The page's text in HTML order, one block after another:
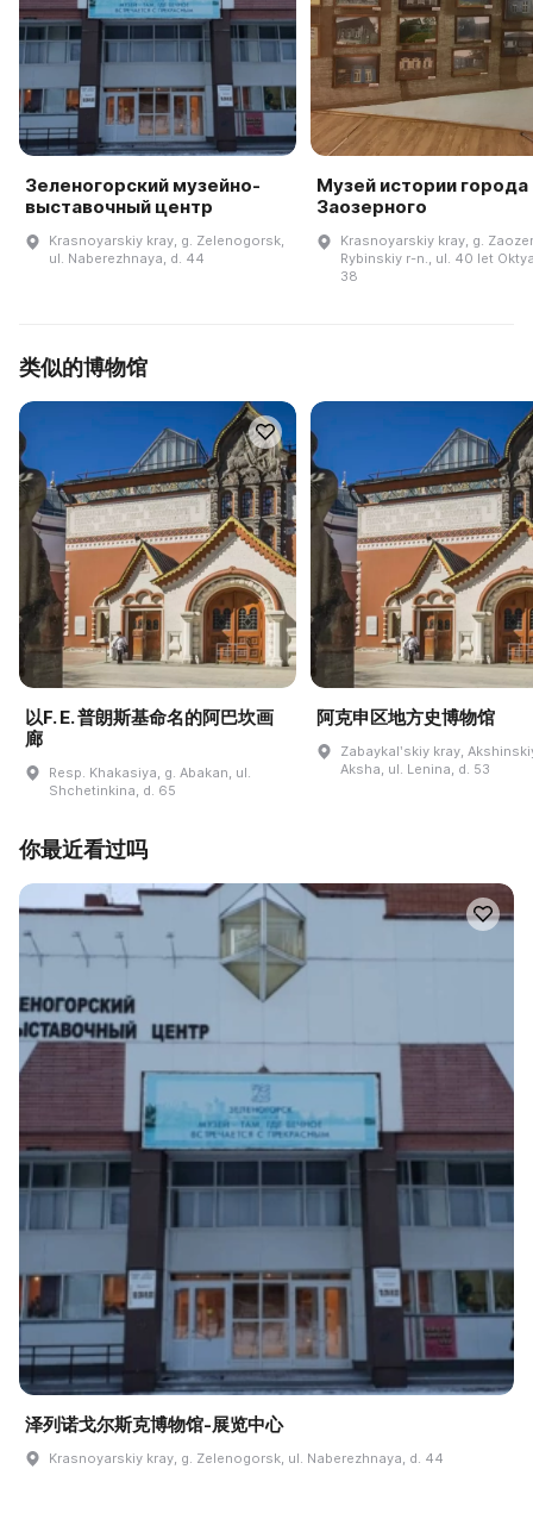
Зеленогорский музейно-
выставочный центр
Krasnoyarskiy kray, g. Zelenogorsk,
ul. Naberezhnaya, d. 44
Музей истории города
Заозерного
Krasnoyarskiy kray, g.
Rybinskiy r-n., ul. 40 let
38
类似的博物馆
以F. E. 普朗斯基命名的阿巴坎画
廊
Resp. Khakasiya, g. Abakan, ul.
Shchetinkina, d. 65
阿克申区地方史博物馆
Zabaykalʹskiy kray,
Aksha, ul. Lenina, d. 53
你最近看过吗
泽列诺戈尔斯克博物馆-展览中心
Krasnoyarskiy kray, g. Zelenogorsk, ul. Naberezhnaya, d. 44